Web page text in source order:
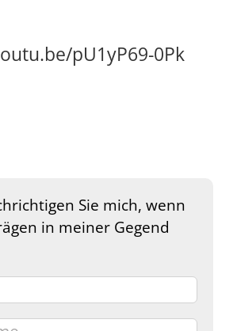
pU1yP69-0Pk
Sie mich, wenn
in meiner Gegend